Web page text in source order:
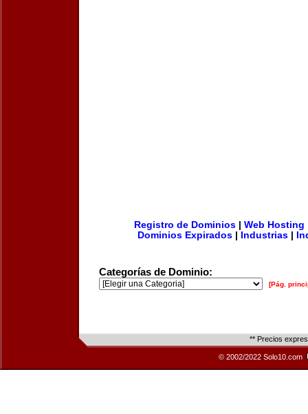
Registro de Dominios| Web Hosting
Dominios Expirados
Industrias
Categorías de Dominio:
[Pág.
** Precios
© 2002/2022 Solo10.com